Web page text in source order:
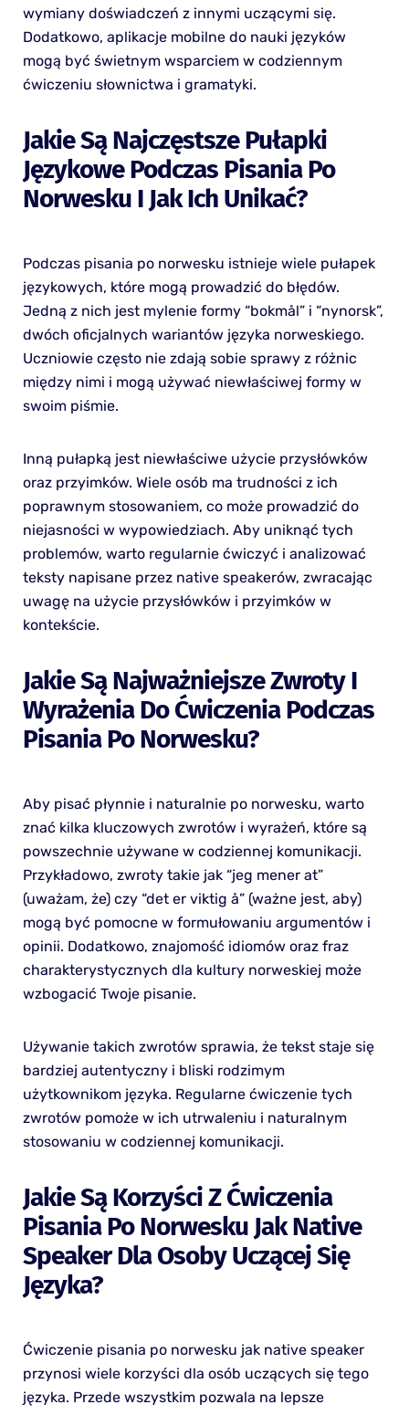
wymiany doświadczeń z innymi uczącymi się.
Dodatkowo, aplikacje mobilne do nauki języków
mogą być świetnym wsparciem w codziennym
ćwiczeniu słownictwa i gramatyki.
Jakie Są Najczęstsze Pułapki
Językowe Podczas Pisania Po
Norwesku I Jak Ich Unikać?
Podczas pisania po norwesku istnieje wiele pułapek
językowych, które mogą prowadzić do błędów.
Jedną z nich jest mylenie formy “bokmål” i “nynorsk”,
dwóch oficjalnych wariantów języka norweskiego.
Uczniowie często nie zdają sobie sprawy z różnic
między nimi i mogą używać niewłaściwej formy w
swoim piśmie.
Inną pułapką jest niewłaściwe użycie przysłówków
oraz przyimków. Wiele osób ma trudności z ich
poprawnym stosowaniem, co może prowadzić do
niejasności w wypowiedziach. Aby uniknąć tych
problemów, warto regularnie ćwiczyć i analizować
teksty napisane przez native speakerów, zwracając
uwagę na użycie przysłówków i przyimków w
kontekście.
Jakie Są Najważniejsze Zwroty I
Wyrażenia Do Ćwiczenia Podczas
Pisania Po Norwesku?
Aby pisać płynnie i naturalnie po norwesku, warto
znać kilka kluczowych zwrotów i wyrażeń, które są
powszechnie używane w codziennej komunikacji.
Przykładowo, zwroty takie jak “jeg mener at”
(uważam, że) czy “det er viktig å” (ważne jest, aby)
mogą być pomocne w formułowaniu argumentów i
opinii. Dodatkowo, znajomość idiomów oraz fraz
charakterystycznych dla kultury norweskiej może
wzbogacić Twoje pisanie.
Używanie takich zwrotów sprawia, że tekst staje się
bardziej autentyczny i bliski rodzimym
użytkownikom języka. Regularne ćwiczenie tych
zwrotów pomoże w ich utrwaleniu i naturalnym
stosowaniu w codziennej komunikacji.
Jakie Są Korzyści Z Ćwiczenia
Pisania Po Norwesku Jak Native
Speaker Dla Osoby Uczącej Się
Języka?
Ćwiczenie pisania po norwesku jak native speaker
przynosi wiele korzyści dla osób uczących się tego
języka. Przede wszystkim pozwala na lepsze